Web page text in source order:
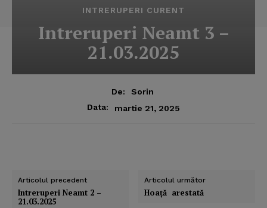
INTRERUPERI CURENT
Intreruperi Neamt 3 –
21.03.2025
De:
Sorin
Data:
martie 21, 2025
Articolul precedent
Intreruperi Neamt 2 –
21.03.2025
Articolul următor
Hoaţă arestată